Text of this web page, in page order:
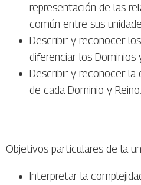
representación de las
común entre sus
Describir y reconocer
diferenciar los Dominios
Describir y reconocer la
de cada Dominio y Reino.
Objetivos particulares de la
Interpretar la